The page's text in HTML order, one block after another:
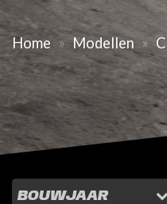
Home » Modellen »
BOUWJAAR